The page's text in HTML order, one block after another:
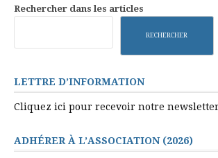
Rechercher dans les articles
RECHERCHER
LETTRE D’INFORMATION
Cliquez ici pour recevoir notre
ADHÉRER À L’ASSOCIATION (2026)